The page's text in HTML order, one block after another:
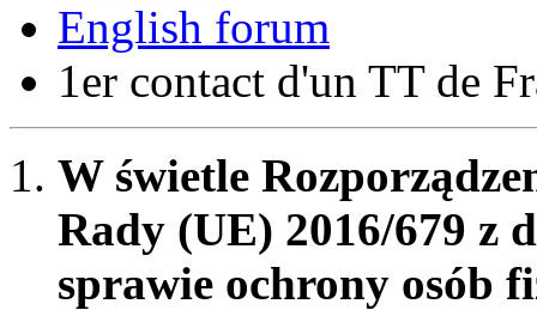
English forum
1er contact d'un TT de
W świetle
Rady (UE) 2016/679 z
sprawie ochrony osób